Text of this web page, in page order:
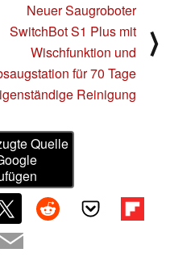
Neuer Saugroboter
SwitchBot S1 Plus mit
Wischfunktion und
für 70 Tage
Reinigung
⟩
Quelle